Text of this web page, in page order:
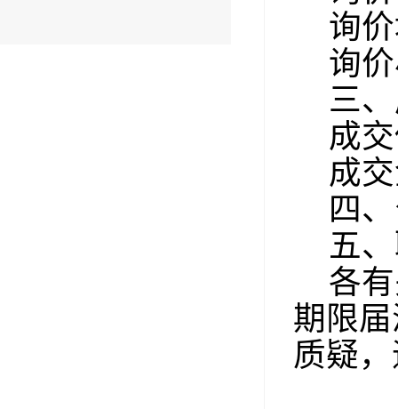
询
询
三
成
成
四
五
各
期限
质疑